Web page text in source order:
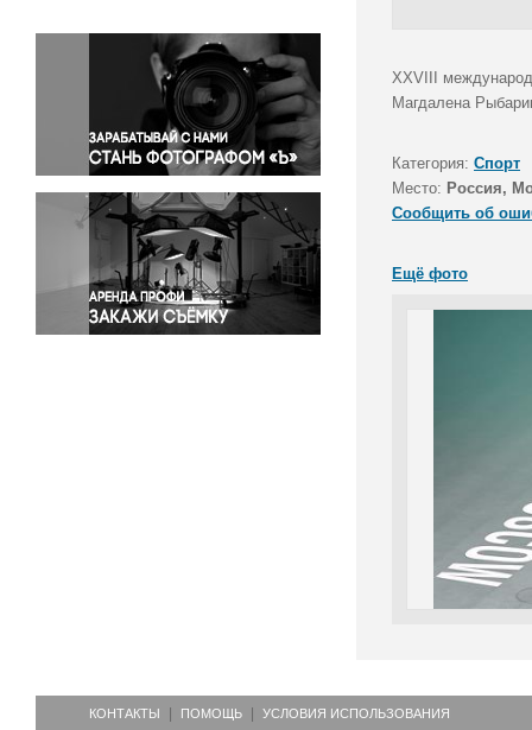
Окружающая среда
Политика
Правосудие
Происшествия и конфликты
Религия
Светская жизнь
Спорт
Экология
Экономика и бизнес
XXVIII
Магдалена
Категория: Спорт
Место: Россия,
Сообщить об
Ещё фото
КОНТАКТЫ ПОМОЩЬ УСЛОВИЯ ИСПОЛЬЗОВАНИЯ